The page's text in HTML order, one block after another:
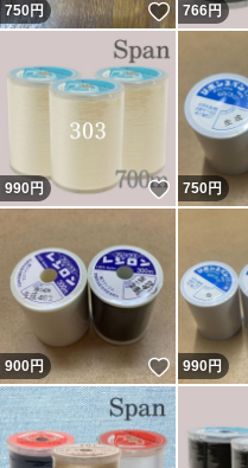
750円 いいね！
766円
990円 いいね！
750円
900円 いいね！
990円